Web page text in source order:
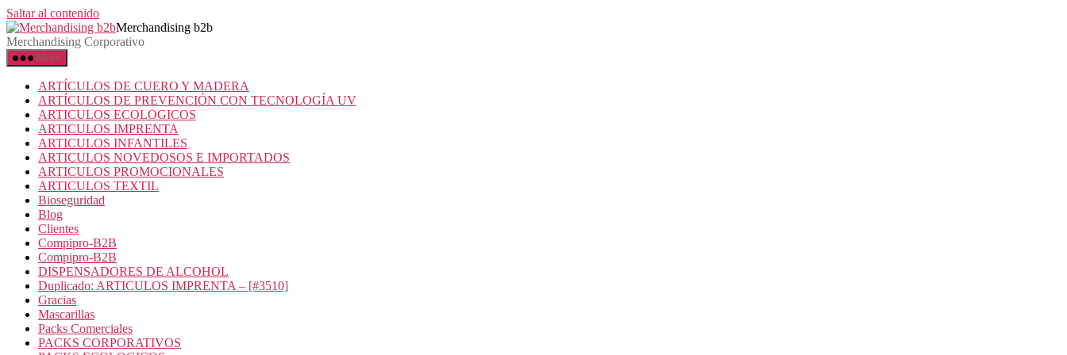
Saltar al contenido
Merchandising b2b
Merchandising Corporativo
Menú
ARTÍCULOS DE CUERO Y MADERA
ARTÍCULOS DE PREVENCIÓN CON TECNOLOGÍA UV
ARTICULOS ECOLOGICOS
ARTICULOS IMPRENTA
ARTICULOS INFANTILES
ARTICULOS NOVEDOSOS E IMPORTADOS
ARTICULOS PROMOCIONALES
ARTICULOS TEXTIL
Bioseguridad
Blog
Clientes
Compipro-B2B
Compipro-B2B
DISPENSADORES DE ALCOHOL
Duplicado: ARTICULOS IMPRENTA – [#3510]
Gracias
Mascarillas
Packs Comerciales
PACKS CORPORATIVOS